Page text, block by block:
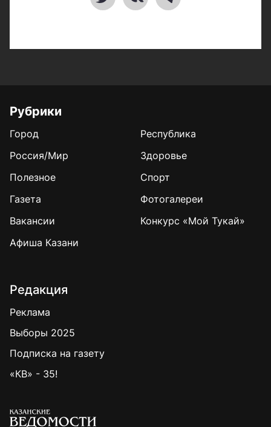
Рубрики
Город
Республика
Россия/Мир
Здоровье
Полезное
Спорт
Газета
Фотогалереи
Вакансии
Конкурс «Мой Тукай»
Афиша Казани
Редакция
Реклама
Выборы 2025
Подписка на газету
«КВ» - 35!